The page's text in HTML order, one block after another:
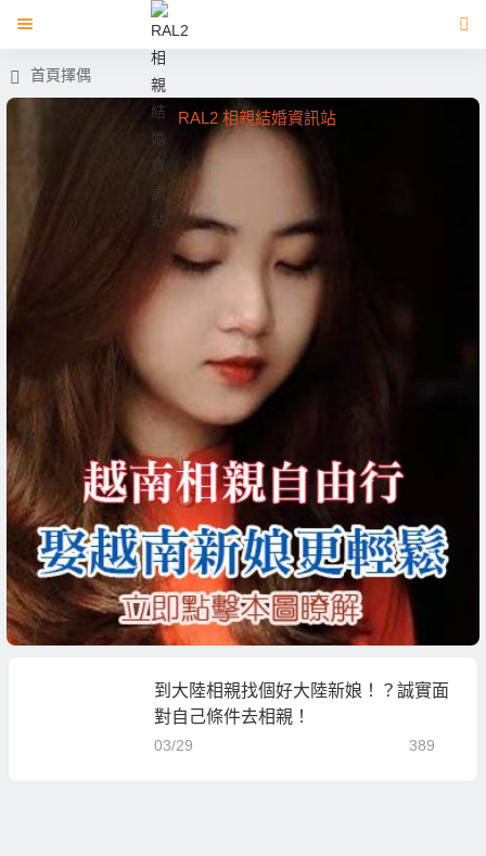
RAL2 相親結婚資訊站
首頁擇偶
到大陸相親找個好大陸新娘！？誠實面
對自己條件去相親！
03/29 389